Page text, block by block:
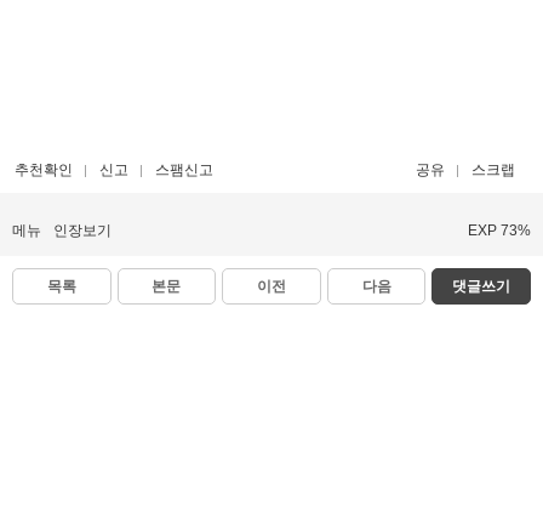
추천확인 신고 스팸신고 공유 스크랩
메뉴 인장보기 EXP 73%
목록 본문 이전 다음 댓글쓰기